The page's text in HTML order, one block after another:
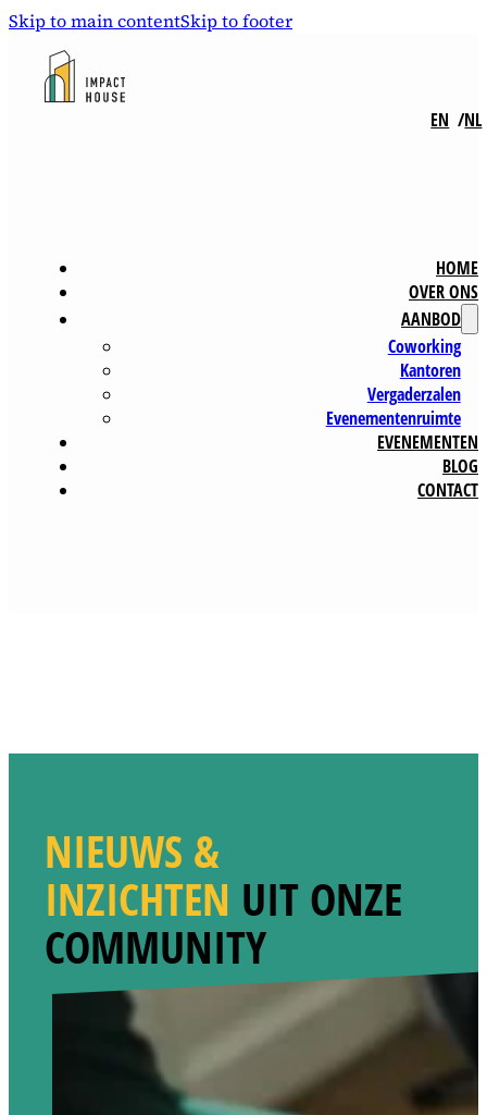
Skip to main contentSkip to footer
EN NL
HOME
OVER ONS
AANBOD
Coworking
Kantoren
Vergaderzalen
Evenementenruimte
EVENEMENTEN
BLOG
CONTACT
NIEUWS &
INZICHTEN UIT ONZE
COMMUNITY